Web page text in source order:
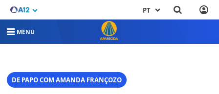
PT
MENU
DE PAPO COM AMANDA FRANÇOZO